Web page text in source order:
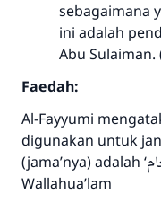
sebagaimana
ini adalah
Abu Sulaiman.
Faedah:
Al-Fayyumi
digunakan untuk
(jama’nya) adalah ‘
Wallahua’lam